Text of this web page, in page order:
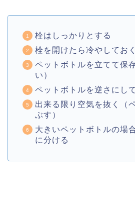
栓はしっかりとする
栓を開けたら冷やしておく
ペットボトルを立てて保
い）
ペットボトルを逆さにし
出来る限り空気を抜く（
ぶす）
大きいペットボトルの場
に分ける